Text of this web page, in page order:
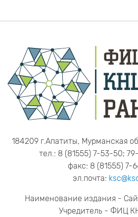
184209 г.Апатиты, Мурманская
тел.: 8 (81555) 7-53-50;
факс: 8 (81555) 7-
эл.почта:
Наименование издания -
Учредитель - ФИЦ